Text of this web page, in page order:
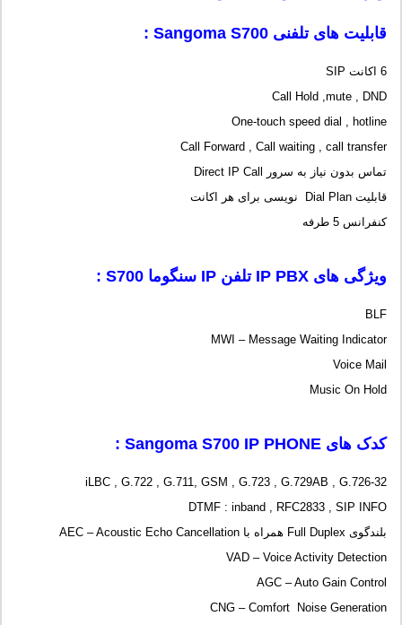
قابلیت های تلفنی Sangoma S700
:
6 اکانت SIP
Call Hold ,mute , DND
One-touch speed dial , hotline
Call Forward , Call waiting , call transfer
تماس بدون نیاز به سرور Direct IP Call
قابلیت Dial Plan نویسی برای هر اکانت
کنفرانس 5 طرفه
ویژگی های IP PBX تلفن IP سنگوما S700
:
BLF
MWI – Message Waiting Indicator
Voice Mail
Music On Hold
کدک های Sangoma S700 IP PHONE
:
iLBC , G.722 , G.711, GSM , G.723 , G.729AB , G.726-32
DTMF : inband , RFC2833 , SIP INFO
بلندگوی Full Duplex همراه با AEC – Acoustic Echo Cancellation
VAD – Voice Activity Detection
AGC – Auto Gain Control
CNG – Comfort Noise Generation